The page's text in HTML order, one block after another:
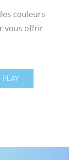
couleurs
vous offrir
PLAY